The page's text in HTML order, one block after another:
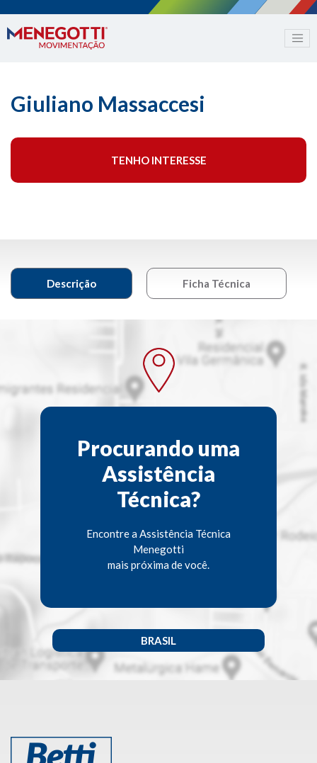
Giuliano Massaccesi
TENHO INTERESSE
Descrição Ficha Técnica
Procurando uma
Assistência
Técnica?
Encontre a Assistência Técnica
Menegotti
mais próxima de você.
BRASIL